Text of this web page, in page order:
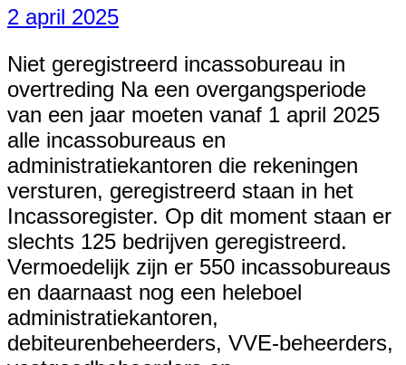
2 april 2025
Niet geregistreerd incassobureau in
overtreding Na een overgangsperiode
van een jaar moeten vanaf 1 april 2025
alle incassobureaus en
administratiekantoren die rekeningen
versturen, geregistreerd staan in het
Incassoregister. Op dit moment staan er
slechts 125 bedrijven geregistreerd.
Vermoedelijk zijn er 550 incassobureaus
en daarnaast nog een heleboel
administratiekantoren,
debiteurenbeheerders, VVE-beheerders,